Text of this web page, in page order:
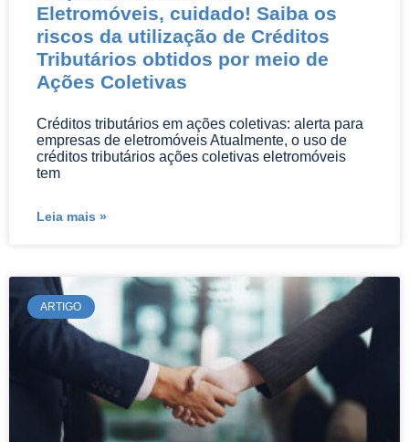
Eletromóveis, cuidado! Saiba os
riscos da utilização de Créditos
Tributários obtidos por meio de
Ações Coletivas
Créditos tributários em ações coletivas: alerta para
empresas de eletromóveis Atualmente, o uso de
créditos tributários ações coletivas eletromóveis
tem
Leia mais »
ARTIGO